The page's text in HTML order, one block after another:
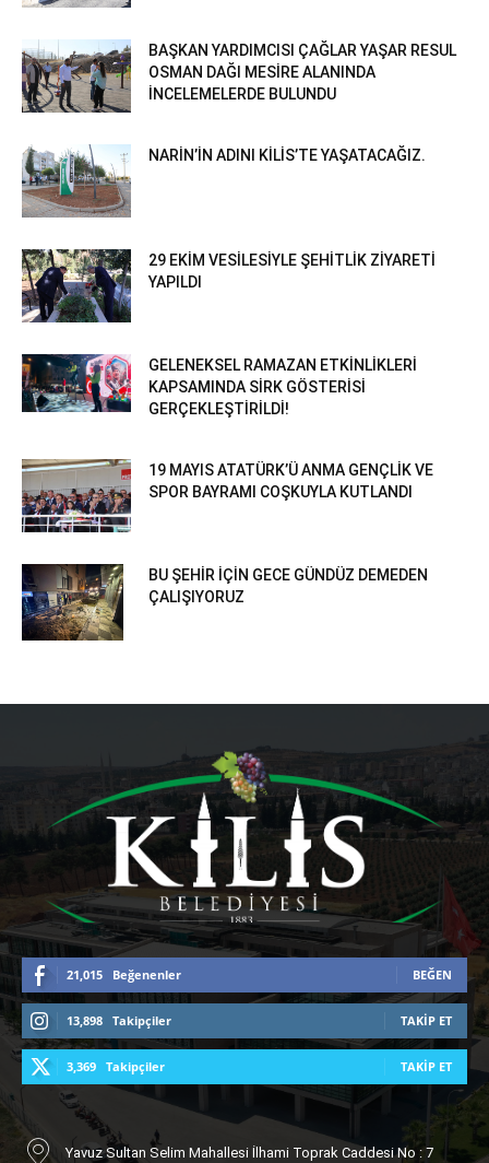
BAŞKAN YARDIMCISI ÇAĞLAR YAŞAR RESUL
OSMAN DAĞI MESİRE ALANINDA
İNCELEMELERDE BULUNDU
NARİN’İN ADINI KİLİS’TE YAŞATACAĞIZ.
29 EKİM VESİLESİYLE ŞEHİTLİK ZİYARETİ
YAPILDI
GELENEKSEL RAMAZAN ETKİNLİKLERİ
KAPSAMINDA SİRK GÖSTERİSİ
GERÇEKLEŞTİRİLDİ!
19 MAYIS ATATÜRK’Ü ANMA GENÇLİK VE
SPOR BAYRAMI COŞKUYLA KUTLANDI
BU ŞEHİR İÇİN GECE GÜNDÜZ DEMEDEN
ÇALIŞIYORUZ
21,015 Beğenenler BEĞEN
13,898 Takipçiler TAKIP ET
3,369 Takipçiler TAKIP ET
Yavuz Sultan Selim Mahallesi İlhami Toprak Caddesi No : 7